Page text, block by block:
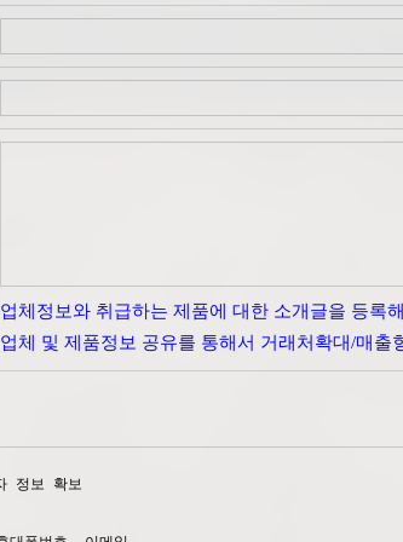
업체정보와 취급하는 제품에 대한 소개글을 등록
업체 및 제품정보 공유를 통해서 거래처확대/매출